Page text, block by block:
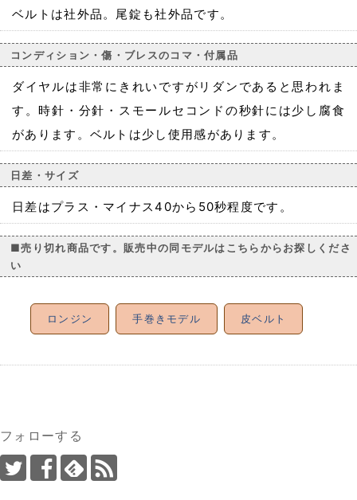
ベルトは社外品。尾錠も社外品です。
コンディション・傷・ブレスのコマ・付属品
ダイヤルは非常にきれいですがリダンであると思われま
す。時針・分針・スモールセコンドの秒針には少し腐食
があります。ベルトは少し使用感があります。
日差・サイズ
日差はプラス・マイナス40から50秒程度です。
■売り切れ商品です。販売中の同モデルはこちらからお探しくださ
い
ロンジン 手巻きモデル 皮ベルト
フォローする